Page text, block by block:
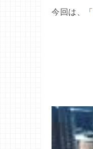
今回は、「